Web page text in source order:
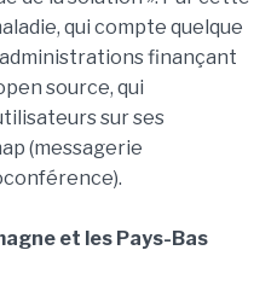
qui compte quelque
finançant
source, qui
sur ses
(messagerie
et les Pays-Bas